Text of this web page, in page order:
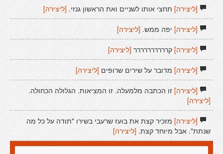
[ליצירה]תחצי אותו לשניים ואת הראשון גנזי. [ליצירה]
[ליצירה]יפה ממש. [ליצירה]
[ליצירה]קרררררררררר [ליצירה]
[ליצירה]מדובר על שירים שרופים [ליצירה]
[ליצירה]זו הכתבה מלמעלה. זו המציאות. הגלולה הכחולה.
[ליצירה]
[ליצירה]מזכיר קצת את בועז שרעבי בשירו "תודה על כל מה
שנתת". אבל מיוחד קצת. [ליצירה]